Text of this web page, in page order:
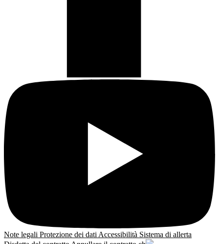
Note legali Protezione dei dati Accessibilità Sistema di allerta